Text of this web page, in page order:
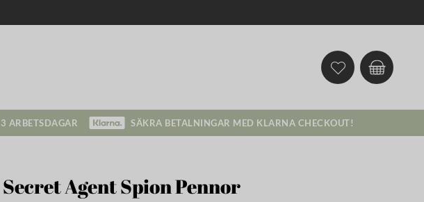
ARBETSDAGAR SÄKRA BETALNINGAR MED KLARNA CHECKOUT!
Secret Agent Spion Pennor